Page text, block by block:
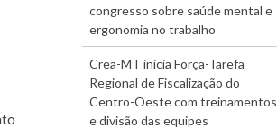
congresso sobre saúde mental e
ergonomia no trabalho
Crea-MT inicia Força-Tarefa
Regional de Fiscalização do
Centro-Oeste com treinamentos
e divisão das equipes